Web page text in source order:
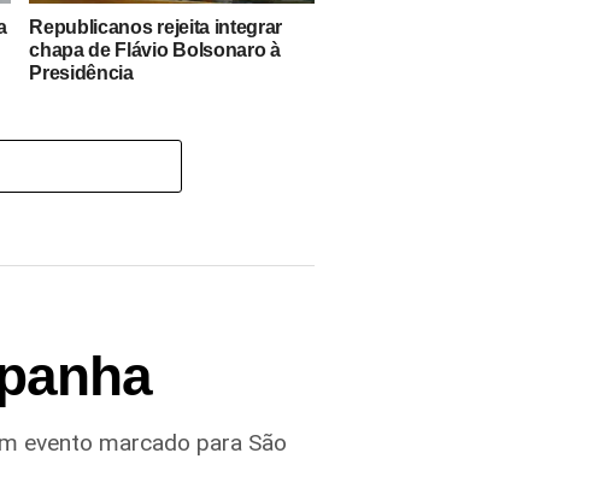
Republicanos rejeita integrar
chapa de Flávio Bolsonaro à
Presidência
evento marcado para São